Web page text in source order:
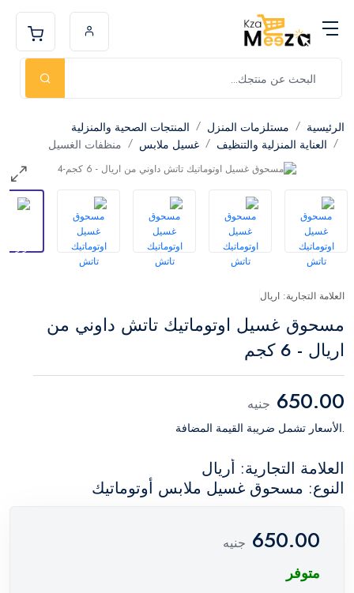
الرئيسية مستلزمات المنزل
المنتجات الصحية والمنزلية
العناية المنزلية والتنظيف
غسيل ملابس منظفات الغسيل
العلامة التجارية: اريال
مسحوق غسيل اوتوماتيك تاتش داوني من
اريال - 6 كجم
650.00 جنيه
.الأسعار تشمل ضريبة القيمة المضافة
العلامة التجارية: أريال
النوع: مسحوق غسيل ملابس أوتوماتيك
650.00 جنيه
متوفر